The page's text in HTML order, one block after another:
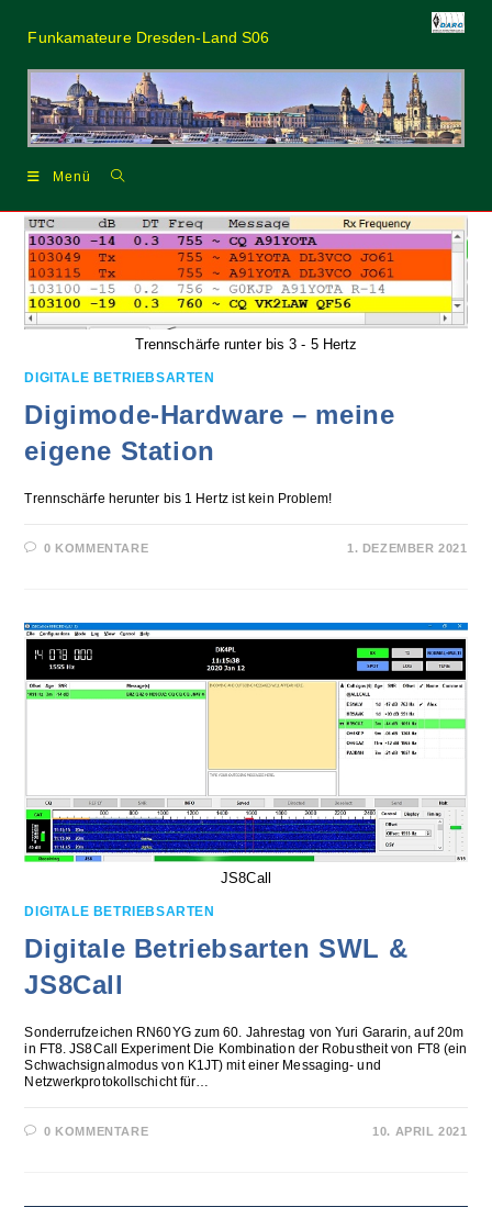
Inhalt
springen
Funkamateure Dresden-Land S06
Menü
Trennschärfe runter bis 3 - 5 Hertz
DIGITALE BETRIEBSARTEN
Digimode-Hardware – meine
eigene Station
Trennschärfe herunter bis 1 Hertz ist kein Problem!
0 KOMMENTARE 1. DEZEMBER 2021
JS8Call
DIGITALE BETRIEBSARTEN
Digitale Betriebsarten SWL &
JS8Call
Sonderrufzeichen RN60YG zum 60. Jahrestag von Yuri Gararin, auf 20m
in FT8. JS8Call Experiment Die Kombination der Robustheit von FT8 (ein
Schwachsignalmodus von K1JT) mit einer Messaging- und
Netzwerkprotokollschicht für…
0 KOMMENTARE 10. APRIL 2021